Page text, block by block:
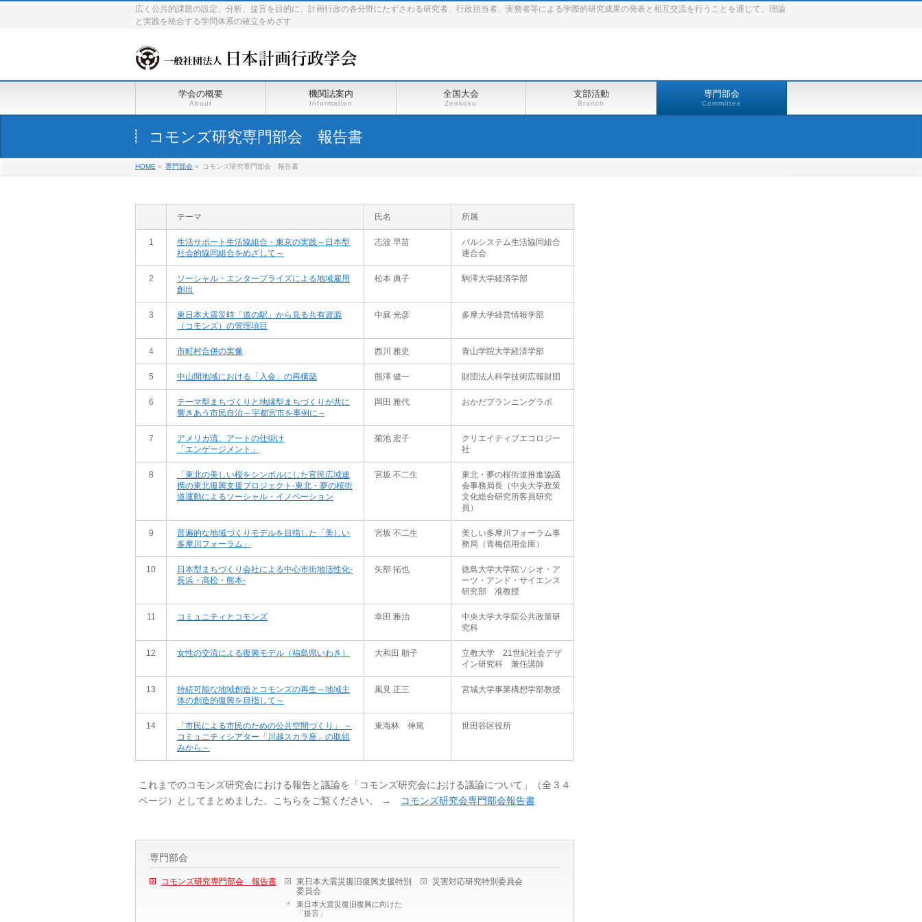
広く公共的課題の設定、分析、提言を目的に、計画行政の各分野にたずさわる研究者、行政担当者、実務者等による学際的研究成果の発表と相互交流を行うことを通じて、理論
と実践を統合する学問体系の確立をめざす
学会の概要
About
機関誌案内
Information
全国大会
Zenkoku
支部活動
Branch
専門部会
Committee
コモンズ研究専門部会 報告書
HOME » 専門部会 » コモンズ研究専門部会 報告書
テーマ 氏名 所属
1
生活サポート生活協組合・東京の実践～日本型
社会的協同組合をめざして～
志波 早苗
パルシステム生活協同組合
連合会
2
ソーシャル・エンタープライズによる地域雇用
創出
松本 典子 駒澤大学経済学部
3
東日本大震災時「道の駅」から見る共有資源
（コモンズ）の管理項目
中庭 光彦 多摩大学経営情報学部
4 市町村合併の実像 西川 雅史 青山学院大学経済学部
5 中山間地域における「入会」の再構築 熊澤 健一 財団法人科学技術広報財団
6
テーマ型まちづくりと地縁型まちづくりが共に
響きあう市民自治 ‒ 宇都宮市を事例に ‒
岡田 雅代 おかだプランニングラボ
7
アメリカ流、アートの仕掛け
「エンゲージメント」
菊池 宏子
クリエイティブエコロジー
社
8
「東北の美しい桜をシンボルにした官民広域連
携の東北復興支援プロジェクト-東北・夢の桜街
道運動によるソーシャル・イノベーション
宮坂 不二生
東北・夢の桜街道推進協議
会事務局長（中央大学政策
文化総合研究所客員研究
員）
9
普遍的な地域づくりモデルを目指した「美しい
多摩川フォーラム」
宮坂 不二生
美しい多摩川フォーラム事
務局（青梅信用金庫）
10
日本型まちづくり会社による中心市街地活性化-
長浜・高松・熊本-
矢部 拓也
徳島大学大学院ソシオ・ア
ーツ・アンド・サイエンス
研究部 准教授
11 コミュニティとコモンズ 幸田 雅治
中央大学大学院公共政策研
究科
12 女性の交流による復興モデル（福島県いわき） 大和田 順子
立教大学 21世紀社会デザ
イン研究科 兼任講師
13
持続可能な地域創造とコモンズの再生～地域主
体の創造的復興を目指して～
風見 正三 宮城大学事業構想学部教授
14
「市民による市民のための公共空間づくり」 ～
コミュニティシアター「川越スカラ座」の取組
みから～
東海林 伸篤 世田谷区役所
これまでのコモンズ研究会における報告と議論を「コモンズ研究会における議論について」（全３４
ページ）としてまとめました。こちらをご覧ください。 →
コモンズ研究会専門部会報告書
専門部会
コモンズ研究専門部会 報告書
東日本大震災復旧復興支援特別
委員会
東日本大震災復旧復興に向けた
「提言」
災害対応研究特別委員会